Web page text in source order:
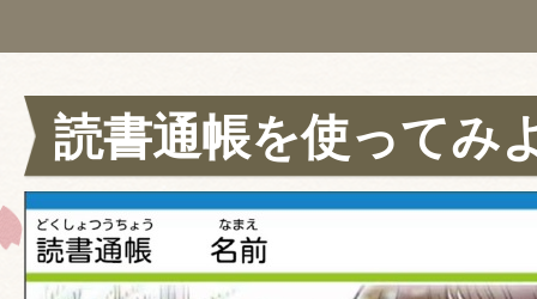
読書通帳を使ってみ